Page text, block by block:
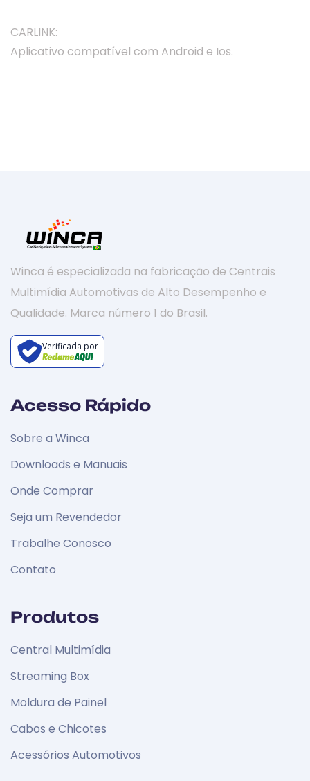
CARLINK:
Aplicativo compatível com Android e Ios.
Winca é especializada na fabricação de Centrais
Multimídia Automotivas de Alto Desempenho e
Qualidade. Marca número 1 do Brasil.
Verificada por
Acesso Rápido
Sobre a Winca
Downloads e Manuais
Onde Comprar
Seja um Revendedor
Trabalhe Conosco
Contato
Produtos
Central Multimídia
Streaming Box
Moldura de Painel
Cabos e Chicotes
Acessórios Automotivos